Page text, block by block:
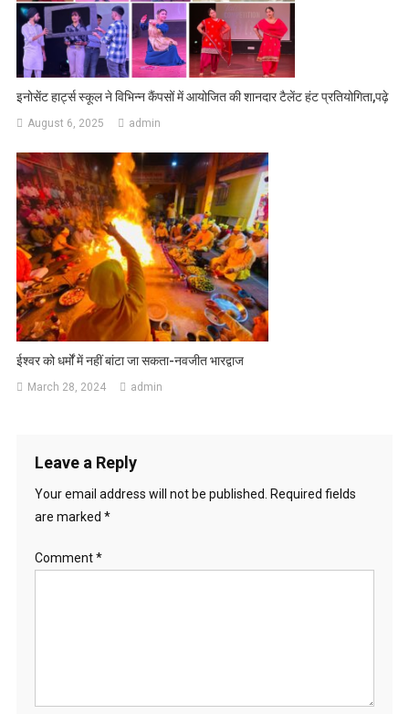
इनोसेंट हार्ट्स स्कूल ने विभिन्न कैंपसों में आयोजित की शानदार टैलेंट हंट प्रतियोगिता,पढ़े
August 6, 2025 admin
ईश्वर को धर्मोंं में नहीं बांटा जा सकता-नवजीत भारद्वाज
March 28, 2024 admin
Leave a Reply
Your email address will not be published. Required fields
are marked *
Comment*